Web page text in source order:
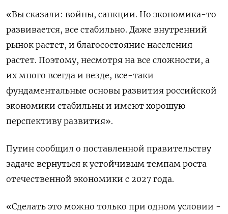
«Вы сказали: войны, санкции. Но экономика-то
развивается, все стабильно. Даже внутренний
‌рынок растет, и благосостояние населения
растет. Поэтому, несмотря на все сложности, а
их много всегда и везде, все-таки
фундаментальные основы развития российской
экономики стабильны и имеют хорошую
перспективу развития».
Путин сообщил о поставленной правительству
задаче вернуться к устойчивым темпам роста
отечественной экономики с 2027 года.
«Сделать ​это можно только при одном условии -